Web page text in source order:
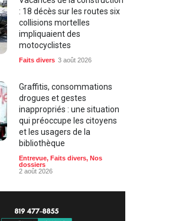
: 18 décès sur les routes six
collisions mortelles
impliquaient des
motocyclistes
Faits divers 3 août 2026
Graffitis, consommations
drogues et gestes
inappropriés : une situation
qui préoccupe les citoyens
et les usagers de la
bibliothèque
Entrevue, Faits divers, Nos
dossiers
2 août 2026